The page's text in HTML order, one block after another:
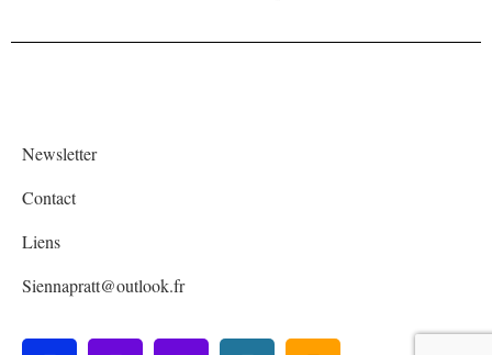
Newsletter
Contact
Liens
Siennapratt@outlook.fr